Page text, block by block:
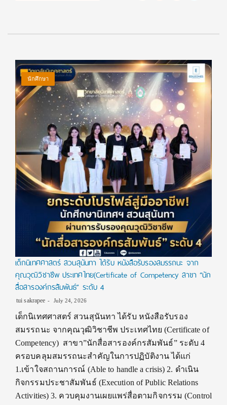
นักศึกษา
เด็กนิเทศศาสตร์ สวนสุนันทา ได้รับ หนังสือรับรองสมรรถนะ จาก
คุณวุฒิวิชาชีพ ประเทศไทย(Certificate of Competency สาขา “นัก
สื่อสารองค์กรสัมพันธ์” ระดับ 4
tui sakrapee July 24, 2026
เด็กนิเทศศาสตร์ สวนสุนันทา ได้รับ หนังสือรับรอง
สมรรถนะ จากคุณวุฒิวิชาชีพ ประเทศไทย (Certificate of
Competency) สาขา”นักสื่อสารองค์กรสัมพันธ์” ระดับ 4
ครอบคลุมสมรรถนะสำคัญในการปฏิบัติงาน ได้แก่
1.เข้าใจสถานการณ์ (Able to handle a crisis) 2. ดำเนิน
กิจกรรมประชาสัมพันธ์ (Execution of Public Relations
Activities) 3. ควบคุมงานเผยแพร่สื่อตามกิจกรรม (Control